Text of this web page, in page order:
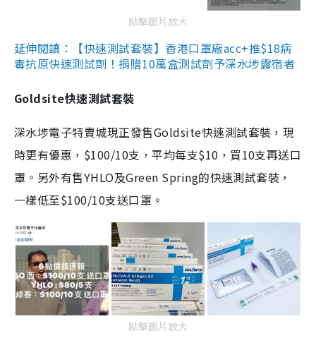
點擊圖片放大
延伸閱讀：【快速測試套裝】香港口罩廠acc+推$18病
毒抗原快速測試劑！捐贈10萬盒測試劑予深水埗露宿者
Goldsite快速測試套裝
深水埗電子特賣城現正發售Goldsite快速測試套裝，現
時更有優惠，$100/10支，平均每支$10，買10支再送口
罩。另外有售YHLO及Green Spring的快速測試套裝，
一樣低至$100/10支送口罩。
點擊圖片放大